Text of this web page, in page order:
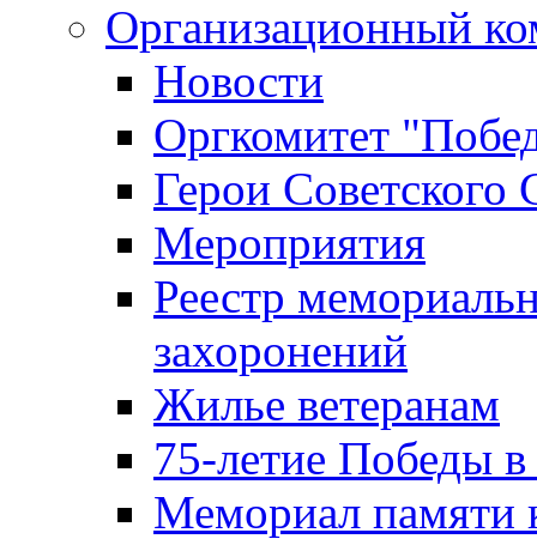
Организационный
Новости
Оргкомитет
Герои Советского
Мероприятия
Реестр
захоронений
Жилье ветеранам
75-летие Победы
Мемориал памяти